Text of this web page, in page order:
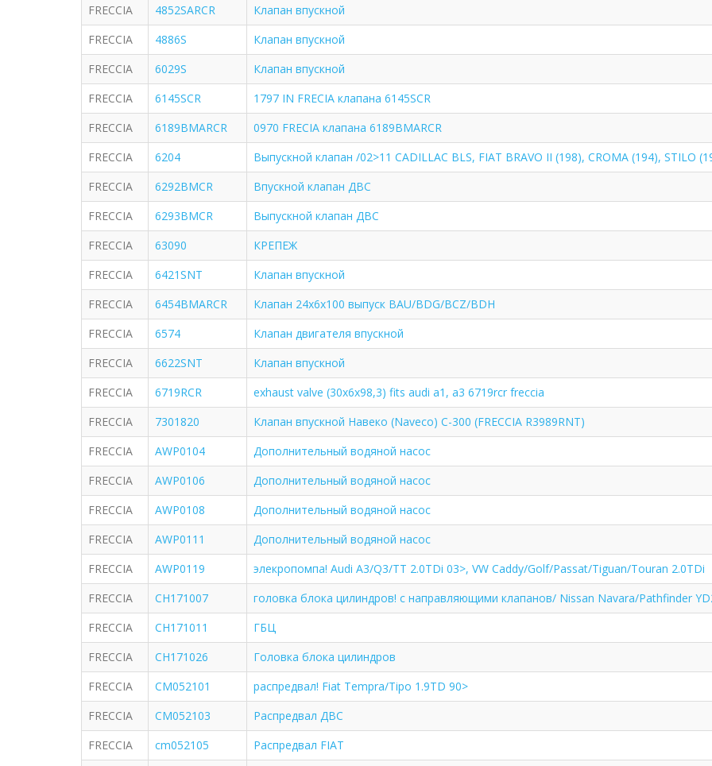
FRECCIA
4852SARCR
Клапан впускной
FRECCIA
4886S
Клапан впускной
FRECCIA
6029S
Клапан впускной
FRECCIA
6145SCR
1797 IN FRECIA клапана 6145SCR
FRECCIA
6189BMARCR
0970 FRECIA клапана 6189BMARCR
FRECCIA
6204
Выпускной клапан /02>11 CADILLAC BLS, FIAT BRAVO II (198), CROMA (194), STILO
FRECCIA
6292BMCR
Впускной клапан ДВС
FRECCIA
6293BMCR
Выпускной клапан ДВС
FRECCIA
63090
КРЕПЕЖ
FRECCIA
6421SNT
Клапан впускной
FRECCIA
6454BMARCR
Клапан 24x6x100 выпуск BAU/BDG/BCZ/BDH
FRECCIA
6574
Клапан двигателя впускной
FRECCIA
6622SNT
Клапан впускной
FRECCIA
6719RCR
exhaust valve (30x6x98,3) fits audi a1, a3 6719rcr freccia
FRECCIA
7301820
Клапан впускной Навеко (Naveco) С-300 (FRECCIA R3989RNT)
FRECCIA
AWP0104
Дополнительный водяной насос
FRECCIA
AWP0106
Дополнительный водяной насос
FRECCIA
AWP0108
Дополнительный водяной насос
FRECCIA
AWP0111
Дополнительный водяной насос
FRECCIA
AWP0119
элекропомпа! Audi A3/Q3/TT 2.0TDi 03>, VW Caddy/Golf/Passat/Tiguan/Touran 2.0TDi
FRECCIA
CH171007
головка блока цилиндров! с направляющими клапанов/ Nissan Navara/Pathfinder
FRECCIA
CH171011
ГБЦ
FRECCIA
CH171026
Головка блока цилиндров
FRECCIA
CM052101
распредвал! Fiat Tempra/Tipo 1.9TD 90>
FRECCIA
CM052103
Распредвал ДВС
FRECCIA
cm052105
Распредвал FIAT